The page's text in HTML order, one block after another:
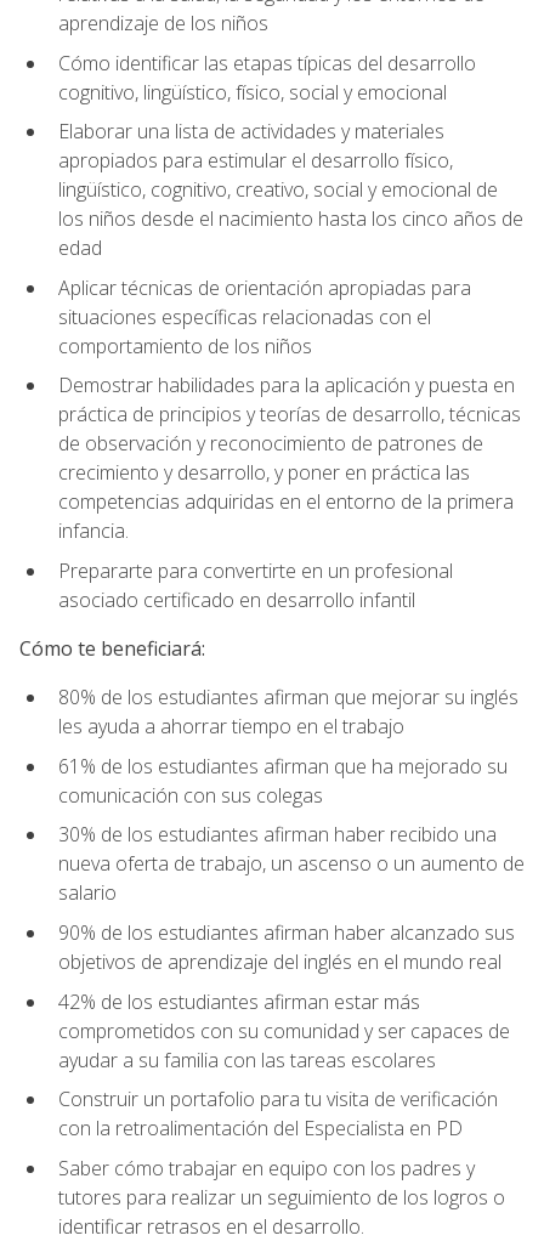
aprendizaje de los niños
Cómo identificar las etapas típicas del desarrollo
cognitivo, lingüístico, físico, social y emocional
Elaborar una lista de actividades y materiales
apropiados para estimular el desarrollo físico,
lingüístico, cognitivo, creativo, social y emocional de
los niños desde el nacimiento hasta los cinco años de
edad
Aplicar técnicas de orientación apropiadas para
situaciones específicas relacionadas con el
comportamiento de los niños
Demostrar habilidades para la aplicación y puesta en
práctica de principios y teorías de desarrollo, técnicas
de observación y reconocimiento de patrones de
crecimiento y desarrollo, y poner en práctica las
competencias adquiridas en el entorno de la primera
infancia.
Prepararte para convertirte en un profesional
asociado certificado en desarrollo infantil
Cómo te beneficiará:
80% de los estudiantes afirman que mejorar su inglés
les ayuda a ahorrar tiempo en el trabajo
61% de los estudiantes afirman que ha mejorado su
comunicación con sus colegas
30% de los estudiantes afirman haber recibido una
nueva oferta de trabajo, un ascenso o un aumento de
salario
90% de los estudiantes afirman haber alcanzado sus
objetivos de aprendizaje del inglés en el mundo real
42% de los estudiantes afirman estar más
comprometidos con su comunidad y ser capaces de
ayudar a su familia con las tareas escolares
Construir un portafolio para tu visita de verificación
con la retroalimentación del Especialista en PD
Saber cómo trabajar en equipo con los padres y
tutores para realizar un seguimiento de los logros o
identificar retrasos en el desarrollo.